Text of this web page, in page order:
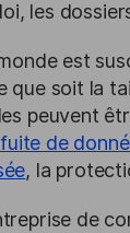
les
est
que soit la
peuvent
de
, la
de